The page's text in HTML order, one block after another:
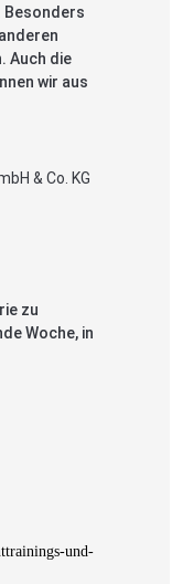
Besonders
Auch die
wir aus
& Co. KG
zu
Woche, in